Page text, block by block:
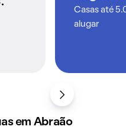
Casas até
alugar
em Abraão